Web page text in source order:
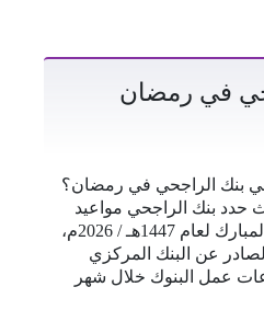
في رمضان
بنك الراجحي في رمضان؟
حدد بنك الراجحي مواعيد
العمل خلال شهر رمضان المبارك لعام 1447هـ / 2026م،
عن البنك المركزي
عمل البنوك خلال شهر